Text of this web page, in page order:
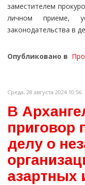
заместителем
личном приеме,
законодательства в
Опубликовано в
Среда, 28 августа 2024 10:56
В
приговор
делу о
азартных